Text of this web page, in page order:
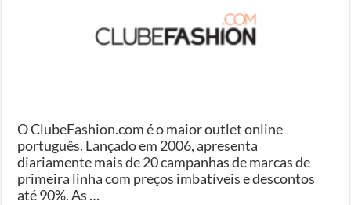
O ClubeFashion.com é o maior outlet online
português. Lançado em 2006, apresenta
diariamente mais de 20 campanhas de marcas de
primeira linha com preços imbatíveis e descontos
até 90%. As …